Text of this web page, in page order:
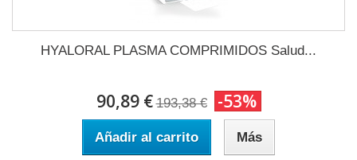
HYALORAL PLASMA COMPRIMIDOS Salud...
90,89 € 193,38 € -53%
Añadir al carrito Más